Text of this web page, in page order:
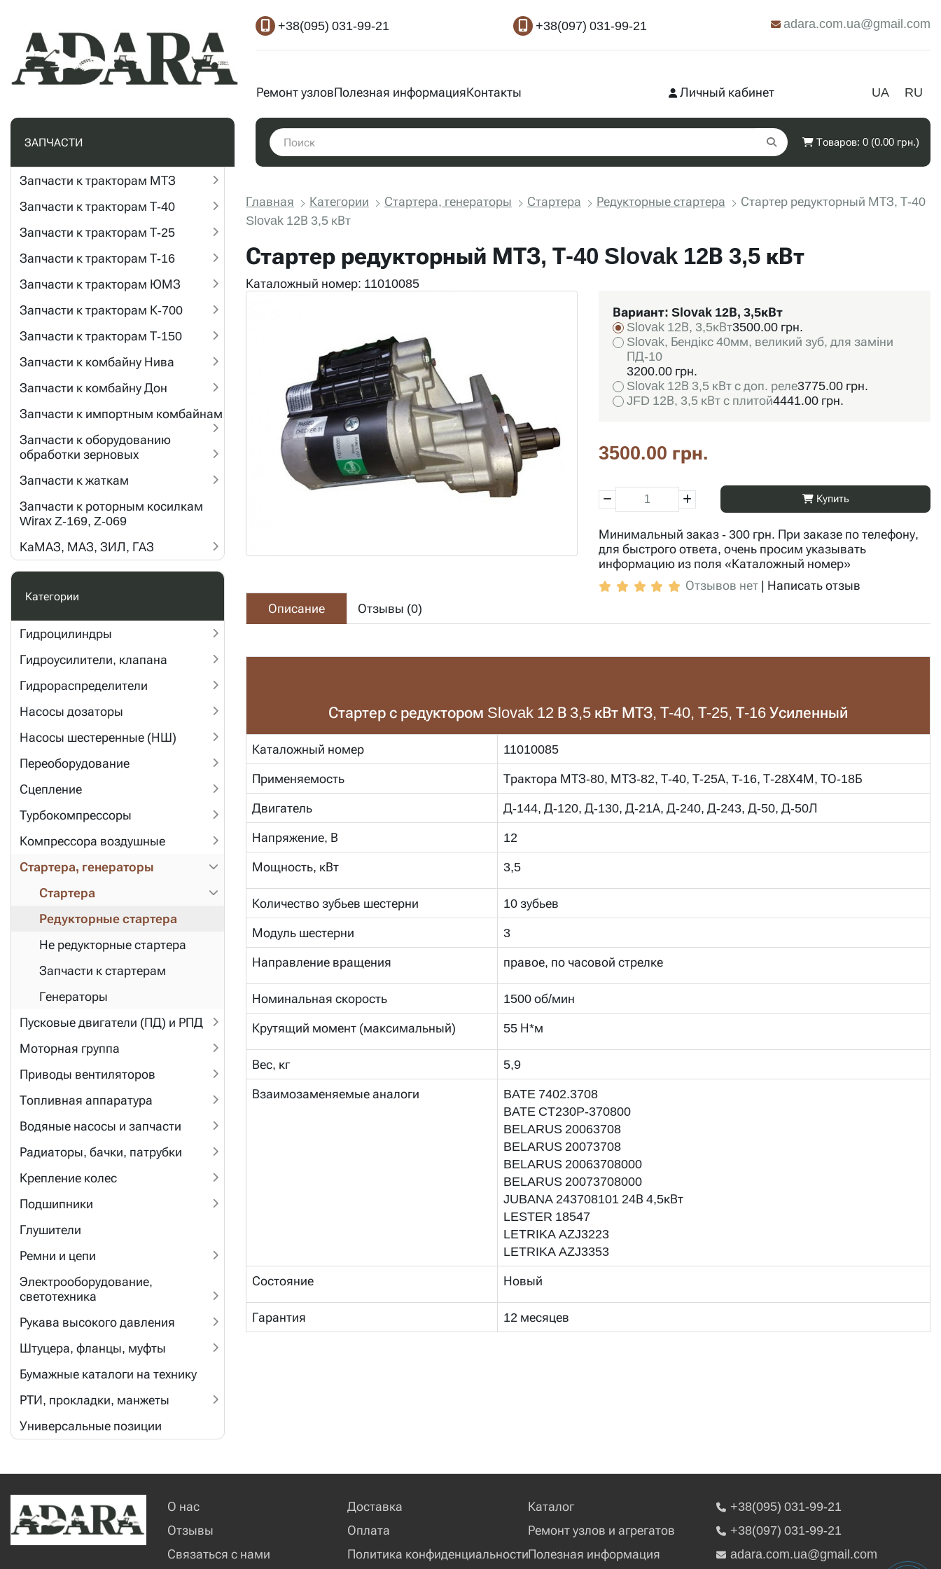
+38(095) 031-99-21 +38(097) 031-99-21 adara.com.ua@gmail.com
Ремонт узловПолезная информацияКонтакты UA RU
Личный кабинет
ЗАПЧАСТИ Товаров: 0 (0.00 грн.)
Запчасти к тракторам МТЗ
Запчасти к тракторам Т-40
Запчасти к тракторам Т-25
Запчасти к тракторам Т-16
Запчасти к тракторам ЮМЗ
Запчасти к тракторам К-700
Запчасти к тракторам Т-150
Запчасти к комбайну Нива
Запчасти к комбайну Дон
Запчасти к импортным комбайнам
Запчасти к оборудованию
обработки зерновых
Запчасти к жаткам
Запчасти к роторным косилкам
Wirax Z-169, Z-069
КаМАЗ, МАЗ, ЗИЛ, ГАЗ
Категории
Гидроцилиндры
Гидроусилители, клапана
Гидрораспределители
Насосы дозаторы
Насосы шестеренные (НШ)
Переоборудование
Сцепление
Турбокомпрессоры
Компрессора воздушные
Стартера, генераторы
Стартера
Редукторные стартера
Не редукторные стартера
Запчасти к стартерам
Генераторы
Пусковые двигатели (ПД) и РПД
Моторная группа
Приводы вентиляторов
Топливная аппаратура
Водяные насосы и запчасти
Радиаторы, бачки, патрубки
Крепление колес
Подшипники
Глушители
Ремни и цепи
Электрооборудование,
светотехника
Рукава высокого давления
Штуцера, фланцы, муфты
Бумажные каталоги на технику
РТИ, прокладки, манжеты
Универсальные позиции
Главная Категории Стартера, генераторы Стартера Редукторные стартера
Стартер редукторный МТЗ, Т-40
Slovak 12В 3,5 кВт
Стартер редукторный МТЗ, Т-40 Slovak 12В 3,5 кВт
Каталожный номер: 11010085
Вариант: Slovak 12В, 3,5кВт
Slovak 12В, 3,5кВт3500.00 грн.
Slovak, Бендікс 40мм, великий зуб, для заміни
ПД-10
3200.00 грн.
Slovak 12В 3,5 кВт с доп. реле3775.00 грн.
JFD 12В, 3,5 кВт с плитой4441.00 грн.
3500.00 грн.
Купить
Минимальный заказ - 300 грн. При заказе по телефону,
для быстрого ответа, очень просим указывать
информацию из поля «Каталожный номер»
Отзывов нет | Написать отзыв
Описание
Отзывы (0)
Стартер с редуктором Slovak 12 В 3,5 кВт МТЗ, Т-40, Т-25, Т-16 Усиленный
Каталожный номер
11010085
Применяемость
Трактора МТЗ-80, МТЗ-82, Т-40, Т-25А, T-16, Т-28Х4М, ТО-18Б
Двигатель
Д-144, Д-120, Д-130, Д-21А, Д-240, Д-243, Д-50, Д-50Л
Напряжение, В
12
Мощность, кВт
3,5
Количество зубьев шестерни
10 зубьев
Модуль шестерни
3
Направление вращения
правое, по часовой стрелке
Номинальная скорость
1500 об/мин
Крутящий момент (максимальный)
55 Н*м
Вес, кг
5,9
Взаимозаменяемые аналоги
BATE 7402.3708
BATE CT230P-370800
BELARUS 20063708
BELARUS 20073708
BELARUS 20063708000
BELARUS 20073708000
JUBANA 243708101 24В 4,5кВт
LESTER 18547
LETRIKAAZJ3223
LETRIKAAZJ3353
Состояние
Новый
Гарантия 12 месяцев
О нас
Отзывы
Связаться с нами
Доставка
Оплата
Политика конфиденциальности
Каталог
Ремонт узлов и агрегатов
Полезная информация
+38(095) 031-99-21
+38(097) 031-99-21
adara.com.ua@gmail.com